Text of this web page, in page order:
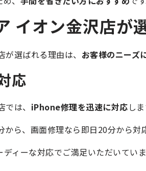
イオン金沢店が
選ばれる理由は、 お客様のニーズ
応
は、 iPhone修理を迅速に対応しま
ら、画面修理なら即日20分から対
ィーな対応でご満足いただいていま